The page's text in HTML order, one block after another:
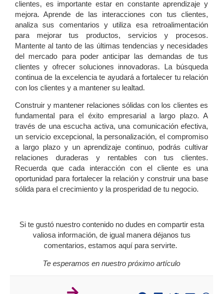
clientes, es importante estar en constante aprendizaje y
mejora. Aprende de las interacciones con tus clientes,
analiza sus comentarios y utiliza esa retroalimentación
para mejorar tus productos, servicios y procesos.
Mantente al tanto de las últimas tendencias y necesidades
del mercado para poder anticipar las demandas de tus
clientes y ofrecer soluciones innovadoras. La búsqueda
continua de la excelencia te ayudará a fortalecer tu relación
con los clientes y a mantener su lealtad.
Construir y mantener relaciones sólidas con los clientes es
fundamental para el éxito empresarial a largo plazo. A
través de una escucha activa, una comunicación efectiva,
un servicio excepcional, la personalización, el compromiso
a largo plazo y un aprendizaje continuo, podrás cultivar
relaciones duraderas y rentables con tus clientes.
Recuerda que cada interacción con el cliente es una
oportunidad para fortalecer la relación y construir una base
sólida para el crecimiento y la prosperidad de tu negocio.
Si te gustó nuestro contenido no dudes en compartir esta
valiosa información, de igual manera déjanos tus
comentarios, estamos aquí para servirte.
Te esperamos en nuestro próximo artículo